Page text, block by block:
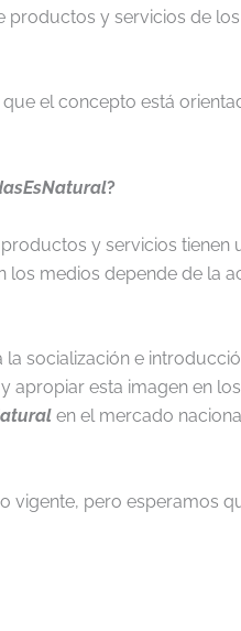
y servicios de
el concepto está
?
y servicios tienen
medios depende de la
socialización e
esta imagen en
en el mercado
pero esperamos